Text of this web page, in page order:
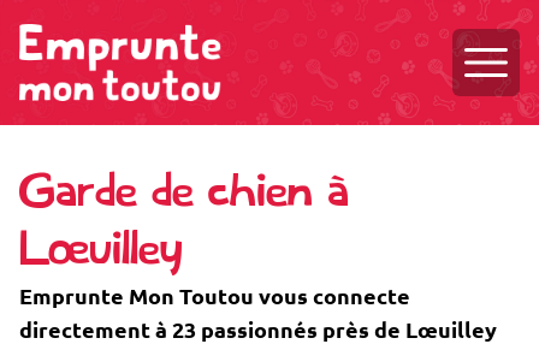
Garde de chien à
Lœuilley
Emprunte Mon Toutou vous connecte
directement à 23 passionnés près de Lœuilley